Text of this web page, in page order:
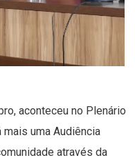
aconteceu no Plenário
uma Audiência
através da